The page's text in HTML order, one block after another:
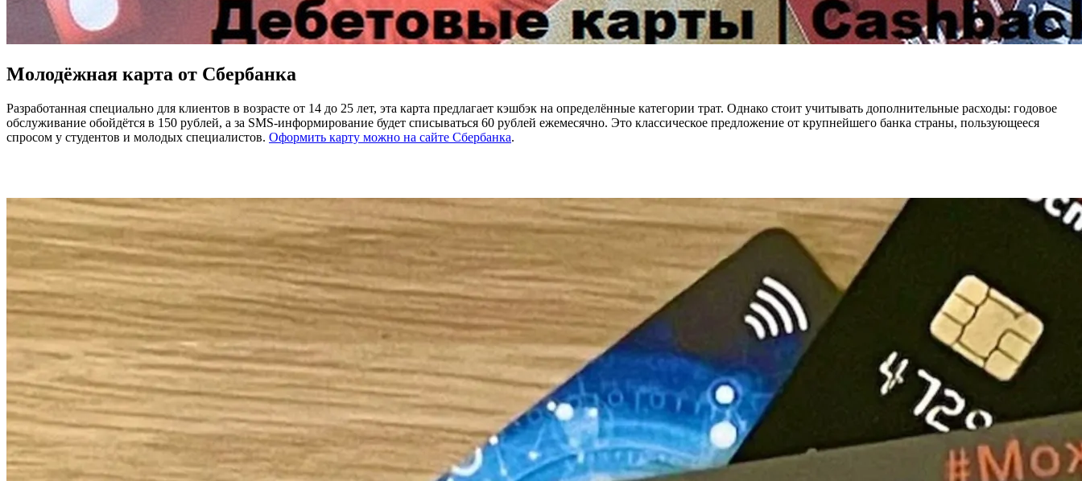
Молодёжная карта от Сбербанка
Разработанная специально для клиентов в возрасте от 14 до 25 лет, эта карта предлагает кэшбэк на определённые категории трат. Однако стоит учитывать дополнительные расходы: годовое
обслуживание обойдётся в 150 рублей, а за SMS-информирование будет списываться 60 рублей ежемесячно. Это классическое предложение от крупнейшего банка страны, пользующееся
спросом у студентов и молодых специалистов. Оформить карту можно на сайте Сбербанка.